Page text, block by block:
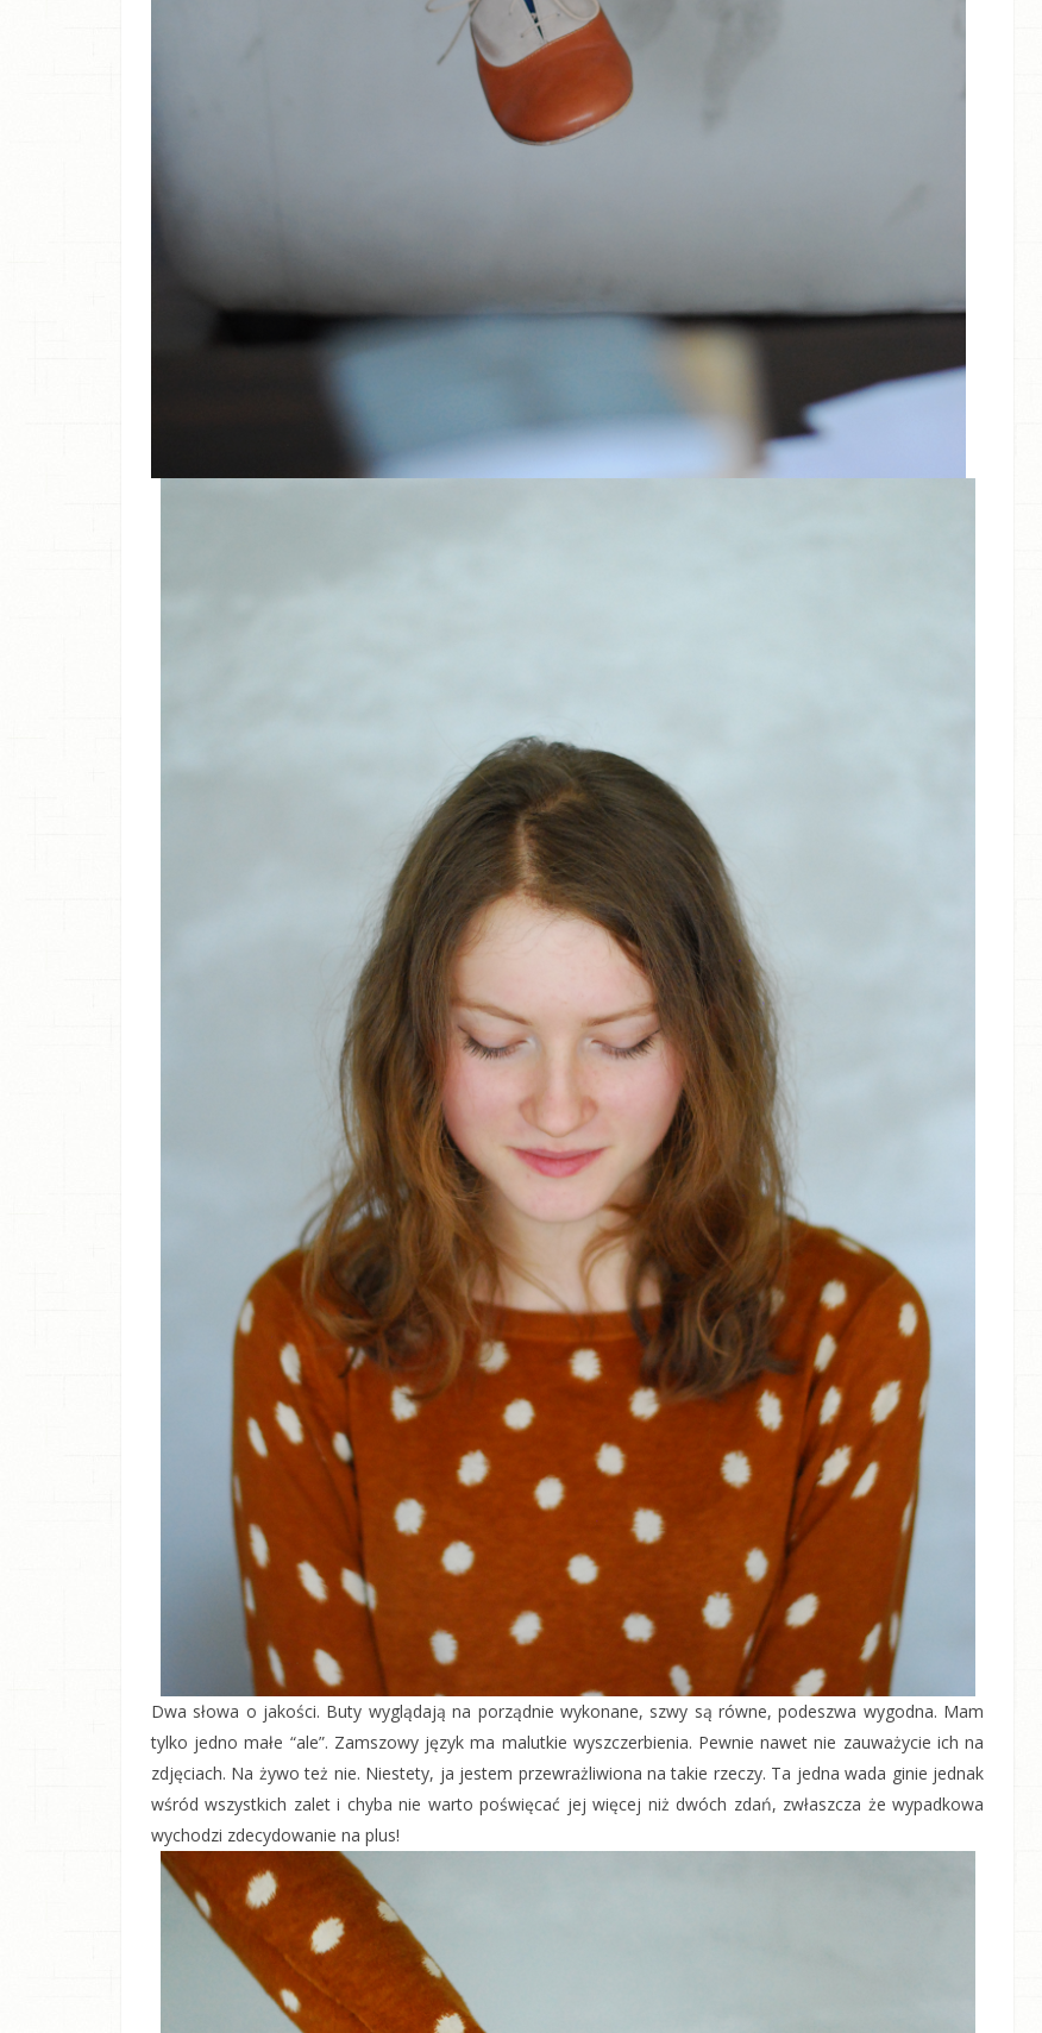
Dwa słowa o jakości. Buty wyglądają na porządnie wykonane, szwy są równe, podeszwa wygodna. Mam
tylko jedno małe “ale”. Zamszowy język ma malutkie wyszczerbienia. Pewnie nawet nie zauważycie ich na
zdjęciach. Na żywo też nie. Niestety, ja jestem przewrażliwiona na takie rzeczy. Ta jedna wada ginie jednak
wśród wszystkich zalet i chyba nie warto poświęcać jej więcej niż dwóch zdań, zwłaszcza że wypadkowa
wychodzi zdecydowanie na plus!